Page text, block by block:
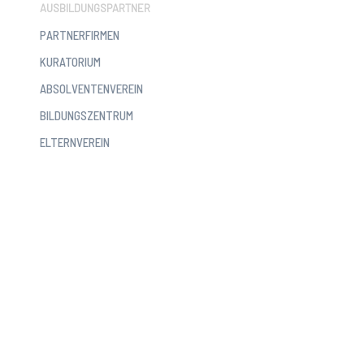
AUSBILDUNGSPARTNER
PARTNERFIRMEN
KURATORIUM
ABSOLVENTENVEREIN
BILDUNGSZENTRUM
ELTERNVEREIN